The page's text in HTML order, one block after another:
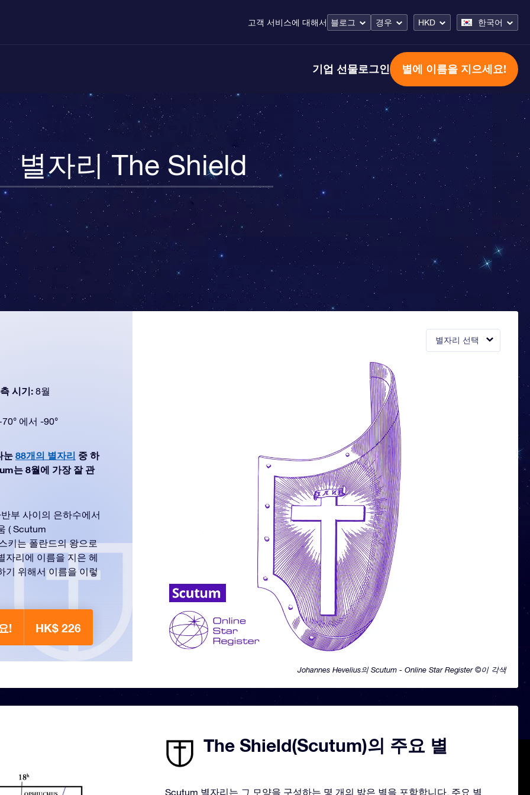
고객 서비스에 대해서 블로그 경우 HKD 한국어
기업 선물로그인 별에 이름을 지으세요!
별자리 The Shield
별자리 선택
Johannes Hevelius의 Scutum - Online Star Register ©이 각색
시기: 8월
에서 -90°
눈 88개의 별자리 중 하
는 8월에 가장 잘 관
부 사이의 은하수에서
( Scutum
키는 폴란드의 왕으로
자리에 이름을 지은 헤
기 위해서 이름을 이렇
! HK$ 226
The Shield(Scutum)의 주요 별
Scutum 별자리는 그 모양을 구성하는 몇 개의 밝은 별을 포함합니다. 주요 별